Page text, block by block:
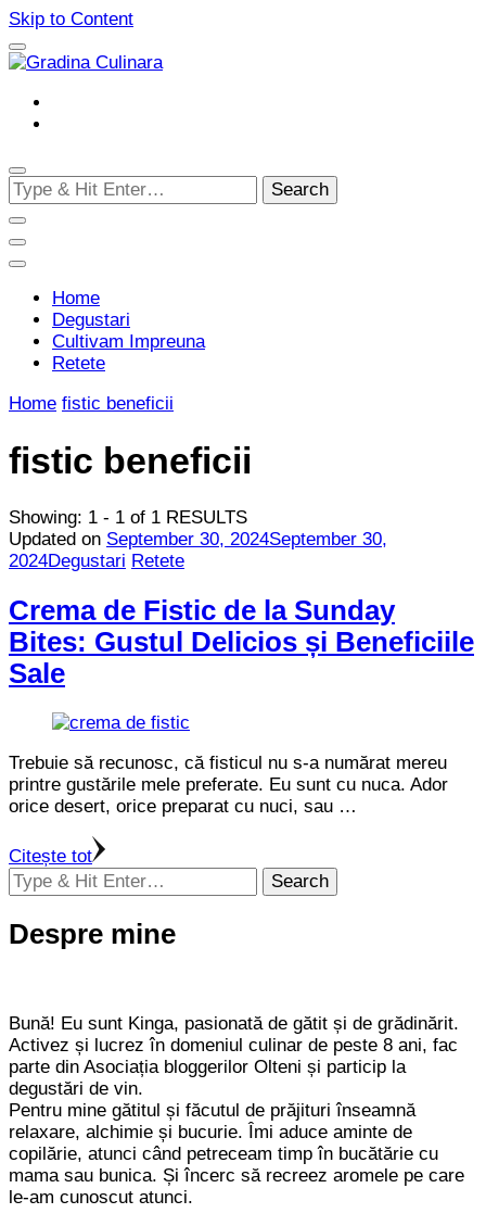
Skip to Content
Gradina Culinara
Cultivam retete delicioase
Looking
for
Something?
Home
Degustari
Cultivam Impreuna
Retete
Home fistic beneficii
fistic beneficii
Showing: 1 - 1 of 1 RESULTS
Updated on September 30, 2024September 30,
2024Degustari Retete
Crema de Fistic de la Sunday
Bites: Gustul Delicios și Beneficiile
Sale
Trebuie să recunosc, că fisticul nu s-a numărat mereu
printre gustările mele preferate. Eu sunt cu nuca. Ador
orice desert, orice preparat cu nuci, sau …
Citește tot
Looking
for
Something?
Despre mine
Bună! Eu sunt Kinga, pasionată de gătit și de grădinărit.
Activez și lucrez în domeniul culinar de peste 8 ani, fac
parte din Asociația bloggerilor Olteni și particip la
degustări de vin.
Pentru mine gătitul și făcutul de prăjituri înseamnă
relaxare, alchimie și bucurie. Îmi aduce aminte de
copilărie, atunci când petreceam timp în bucătărie cu
mama sau bunica. Și încerc să recreez aromele pe care
le-am cunoscut atunci.